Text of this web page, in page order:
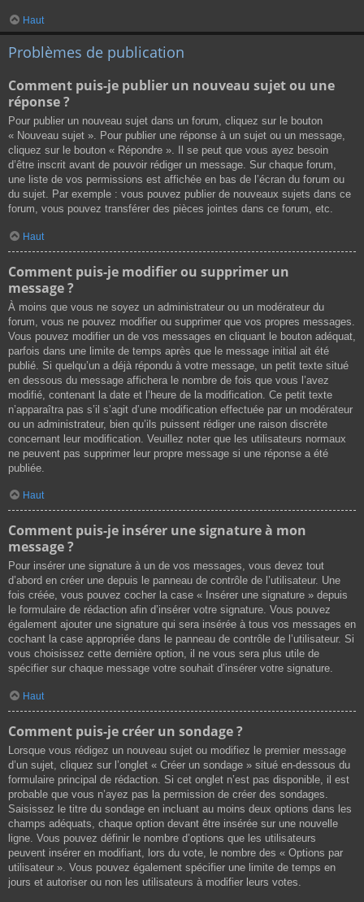
Haut
Problèmes de publication
Comment puis-je publier un nouveau sujet ou une
réponse ?
Pour publier un nouveau sujet dans un forum, cliquez sur le bouton
« Nouveau sujet ». Pour publier une réponse à un sujet ou un message,
cliquez sur le bouton « Répondre ». Il se peut que vous ayez besoin
d’être inscrit avant de pouvoir rédiger un message. Sur chaque forum,
une liste de vos permissions est affichée en bas de l’écran du forum ou
du sujet. Par exemple : vous pouvez publier de nouveaux sujets dans ce
forum, vous pouvez transférer des pièces jointes dans ce forum, etc.
Haut
Comment puis-je modifier ou supprimer un
message ?
À moins que vous ne soyez un administrateur ou un modérateur du
forum, vous ne pouvez modifier ou supprimer que vos propres messages.
Vous pouvez modifier un de vos messages en cliquant le bouton adéquat,
parfois dans une limite de temps après que le message initial ait été
publié. Si quelqu’un a déjà répondu à votre message, un petit texte situé
en dessous du message affichera le nombre de fois que vous l’avez
modifié, contenant la date et l’heure de la modification. Ce petit texte
n’apparaîtra pas s’il s’agit d’une modification effectuée par un modérateur
ou un administrateur, bien qu’ils puissent rédiger une raison discrète
concernant leur modification. Veuillez noter que les utilisateurs normaux
ne peuvent pas supprimer leur propre message si une réponse a été
publiée.
Haut
Comment puis-je insérer une signature à mon
message ?
Pour insérer une signature à un de vos messages, vous devez tout
d’abord en créer une depuis le panneau de contrôle de l’utilisateur. Une
fois créée, vous pouvez cocher la case « Insérer une signature » depuis
le formulaire de rédaction afin d’insérer votre signature. Vous pouvez
également ajouter une signature qui sera insérée à tous vos messages en
cochant la case appropriée dans le panneau de contrôle de l’utilisateur. Si
vous choisissez cette dernière option, il ne vous sera plus utile de
spécifier sur chaque message votre souhait d’insérer votre signature.
Haut
Comment puis-je créer un sondage ?
Lorsque vous rédigez un nouveau sujet ou modifiez le premier message
d’un sujet, cliquez sur l’onglet « Créer un sondage » situé en-dessous du
formulaire principal de rédaction. Si cet onglet n’est pas disponible, il est
probable que vous n’ayez pas la permission de créer des sondages.
Saisissez le titre du sondage en incluant au moins deux options dans les
champs adéquats, chaque option devant être insérée sur une nouvelle
ligne. Vous pouvez définir le nombre d’options que les utilisateurs
peuvent insérer en modifiant, lors du vote, le nombre des « Options par
utilisateur ». Vous pouvez également spécifier une limite de temps en
jours et autoriser ou non les utilisateurs à modifier leurs votes.